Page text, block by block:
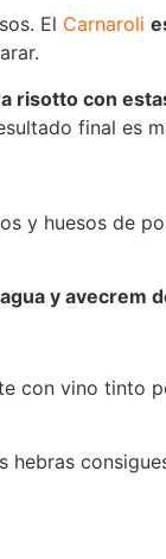
El Carnaroli
risotto con
final es
y huesos de
y avecrem
con vino tinto